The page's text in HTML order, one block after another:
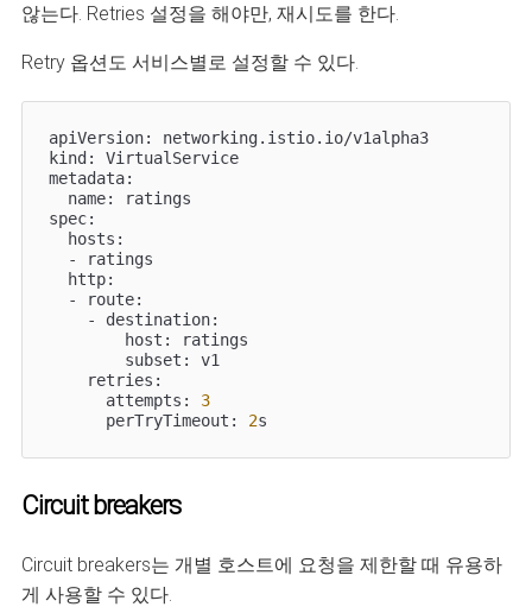
않는다. Retries 설정을 해야만, 재시도를 한다.
Retry 옵션도 서비스별로 설정할 수 있다.
apiVersion: networking.istio.io/v1alpha3
kind: VirtualService
metadata:
spec:
      attempts:
3
      perTryTimeout:
2s
Circuit breakers
Circuit breakers는 개별 호스트에 요청을 제한할 때 유용하
게 사용할 수 있다.